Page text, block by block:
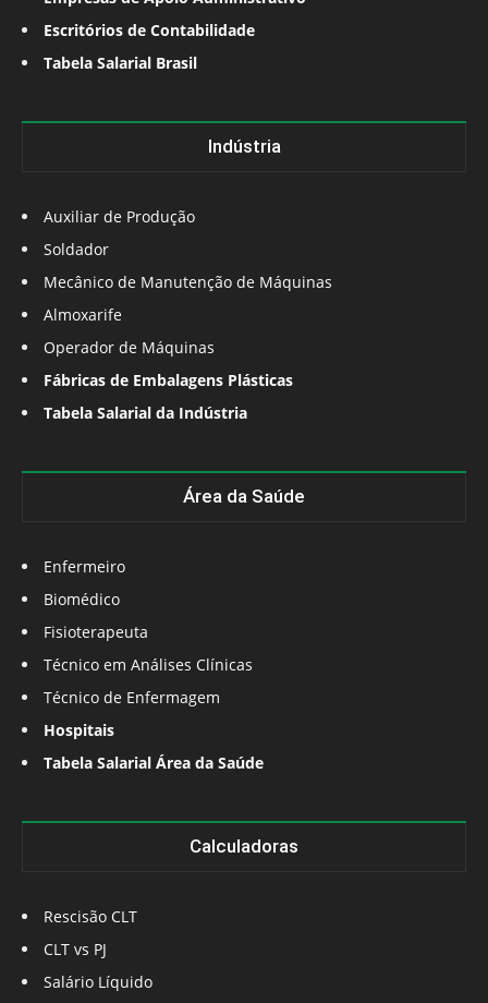
Escritórios de Contabilidade
Tabela Salarial Brasil
Indústria
Auxiliar de Produção
Soldador
Mecânico de Manutenção de Máquinas
Almoxarife
Operador de Máquinas
Fábricas de Embalagens Plásticas
Tabela Salarial da Indústria
Área da Saúde
Enfermeiro
Biomédico
Fisioterapeuta
Técnico em Análises Clínicas
Técnico de Enfermagem
Hospitais
Tabela Salarial Área da Saúde
Calculadoras
Rescisão CLT
CLT vs PJ
Salário Líquido